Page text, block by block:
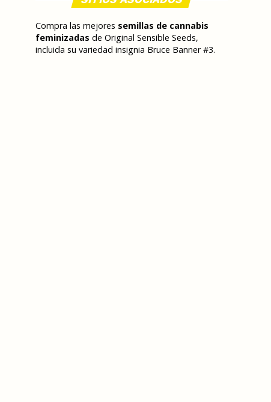
Compra las mejores semillas de cannabis
feminizadas de Original Sensible Seeds,
incluida su variedad insignia Bruce Banner #3.